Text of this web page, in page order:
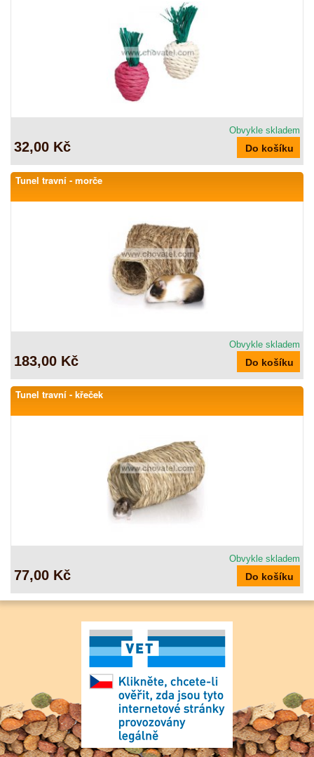
Obvykle skladem
32,00 Kč
Tunel travní - morče
Obvykle skladem
183,00 Kč
Tunel travní - křeček
Obvykle skladem
77,00 Kč